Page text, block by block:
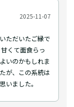
2025-11-07
ただいたご縁で
くて面食らっ
いのかもしれま
が、この系統は
いました。